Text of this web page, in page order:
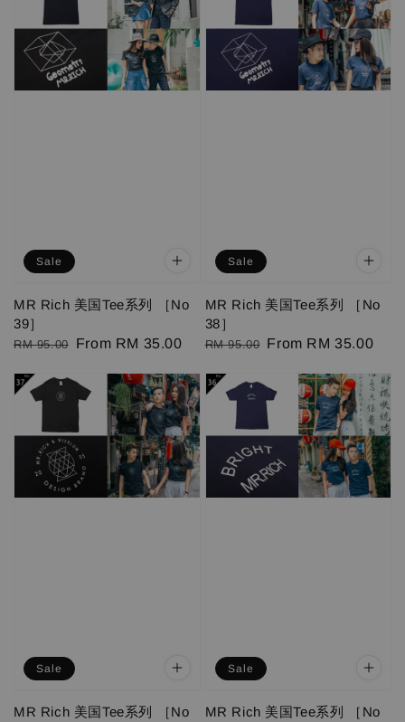
Sale
MR Rich 美国Tee系列 ［No
39］
Regular
RM 95.00
Sale
From RM 35.00
Sale
MR Rich 美国Tee系列 ［No
38］
Regular
RM 95.00 Sale
From RM 35.00
Sale
MR Rich 美国Tee系列 ［No
Sale
MR Rich 美国Tee系列 ［No